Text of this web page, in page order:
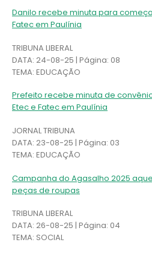
Danilo recebe minuta para
Fatec em Paulínia
TRIBUNA LIBERAL
DATA: 24-08-25 | Página: 08
TEMA: EDUCAÇÃO
Prefeito recebe minuta de
Etec e Fatec em Paulínia
JORNAL TRIBUNA
DATA: 23-08-25 | Página: 03
TEMA: EDUCAÇÃO
Campanha do Agasalho 2025
peças de roupas
TRIBUNA LIBERAL
DATA: 26-08-25 | Página: 04
TEMA: SOCIAL